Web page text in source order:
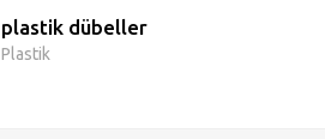
plastik dübeller
Plastik